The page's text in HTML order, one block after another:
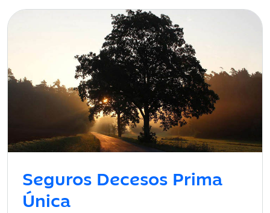
Seguros Decesos Prima
Única